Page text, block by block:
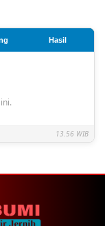
Hasil
13.56 WIB